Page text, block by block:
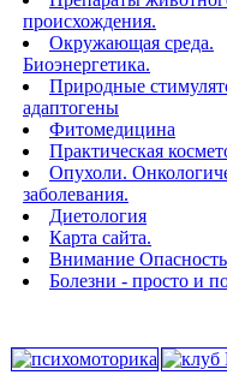
происхождения.
Окружающая среда.
Биоэнергетика.
Природные
адаптогены
Фитомедицина
Практическая
Опухоли.
заболевания.
Диетология
Карта сайта.
Внимание
Болезни - просто и